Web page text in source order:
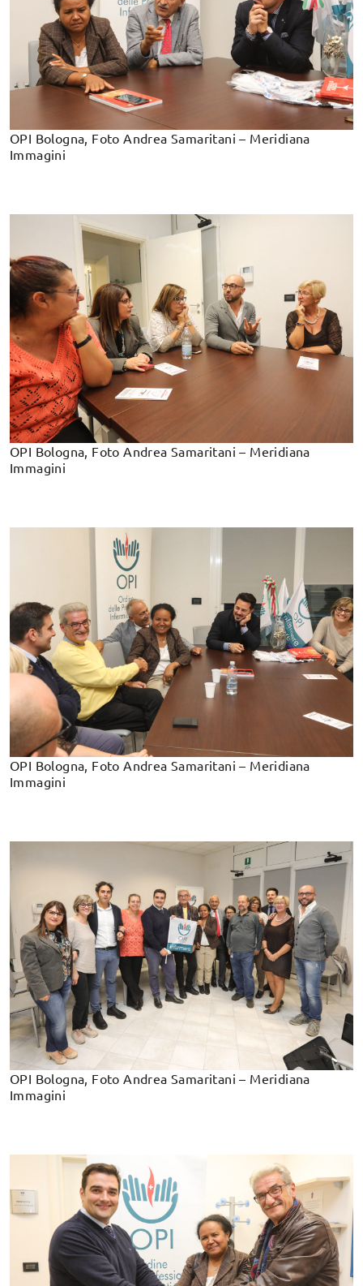
OPI Bologna, Foto Andrea Samaritani – Meridiana
Immagini
OPI Bologna, Foto Andrea Samaritani – Meridiana
Immagini
OPI Bologna, Foto Andrea Samaritani – Meridiana
Immagini
OPI Bologna, Foto Andrea Samaritani – Meridiana
Immagini